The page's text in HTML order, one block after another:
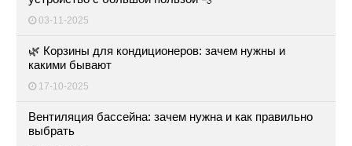
03-11-2025
🌿 Корзины для кондиционеров: зачем нужны и
какими бывают
17-10-2025
Вентиляция бассейна: зачем нужна и как правильно
выбрать